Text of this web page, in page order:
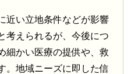
近い立地条件などが影響
考えられるが、今後につ
細かい医療の提供や、救
。地域ニーズに即した信